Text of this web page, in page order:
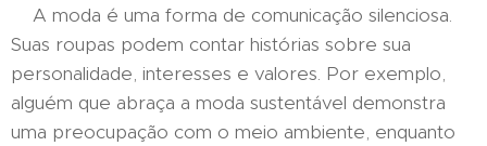
A moda é uma forma de comunicação silenciosa.
Suas roupas podem contar histórias sobre sua
personalidade, interesses e valores. Por exemplo,
alguém que abraça a moda sustentável demonstra
uma preocupação com o meio ambiente, enquanto